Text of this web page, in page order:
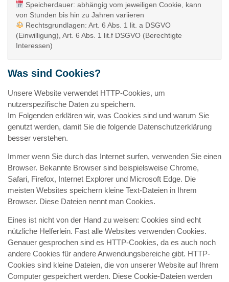
Speicherdauer: abhängig vom jeweiligen Cookie, kann
von Stunden bis hin zu Jahren variieren
Rechtsgrundlagen: Art. 6 Abs. 1 lit. a DSGVO
(Einwilligung), Art. 6 Abs. 1 lit.f DSGVO (Berechtigte
Interessen)
Was sind Cookies?
Unsere Website verwendet HTTP-Cookies, um
nutzerspezifische Daten zu speichern.
Im Folgenden erklären wir, was Cookies sind und warum Sie
genutzt werden, damit Sie die folgende Datenschutzerklärung
besser verstehen.
Immer wenn Sie durch das Internet surfen, verwenden Sie einen
Browser. Bekannte Browser sind beispielsweise Chrome,
Safari, Firefox, Internet Explorer und Microsoft Edge. Die
meisten Websites speichern kleine Text-Dateien in Ihrem
Browser. Diese Dateien nennt man Cookies.
Eines ist nicht von der Hand zu weisen: Cookies sind echt
nützliche Helferlein. Fast alle Websites verwenden Cookies.
Genauer gesprochen sind es HTTP-Cookies, da es auch noch
andere Cookies für andere Anwendungsbereiche gibt. HTTP-
Cookies sind kleine Dateien, die von unserer Website auf Ihrem
Computer gespeichert werden. Diese Cookie-Dateien werden